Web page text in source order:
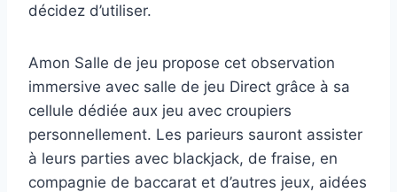
décidez d’utiliser.
Amon Salle de jeu propose cet observation
immersive avec salle de jeu Direct grâce à sa
cellule dédiée aux jeu avec croupiers
personnellement. Les parieurs sauront assister
à leurs parties avec blackjack, de fraise, en
compagnie de baccarat et d’autres jeux, aidées